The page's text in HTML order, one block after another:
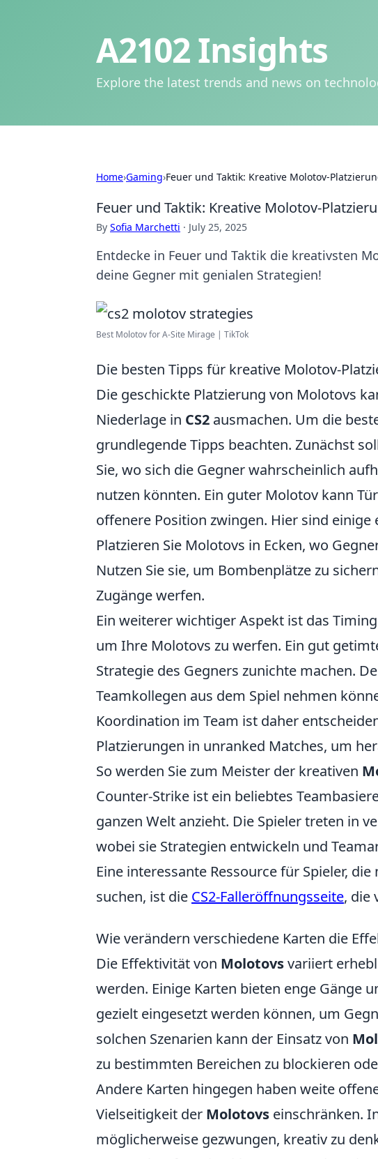
A2102 Insights
Explore the latest trends and news on
Home›Gaming›Feuer und Taktik: Kreative Molotov-
Feuer und Taktik: Kreative Molotov-
By Sofia Marchetti · July 25, 2025
Entdecke in Feuer und Taktik die kreativsten
deine Gegner mit genialen Strategien!
Best Molotov for A-Site Mirage | TikTok
Die besten Tipps für kreative Molotov-
Die geschickte Platzierung von Molotovs
Niederlage in CS2 ausmachen. Um die
grundlegende Tipps beachten. Zunächst
Sie, wo sich die Gegner wahrscheinlich
nutzen könnten. Ein guter Molotov kann
offenere Position zwingen. Hier sind einige
Platzieren Sie Molotovs in Ecken, wo
Nutzen Sie sie, um Bombenplätze zu
Zugänge werfen.
Ein weiterer wichtiger Aspekt ist das
um Ihre Molotovs zu werfen. Ein gut
Strategie des Gegners zunichte machen.
Teamkollegen aus dem Spiel nehmen
Koordination im Team ist daher
Platzierungen in unranked Matches, um
So werden Sie zum Meister der kreativen
Counter-Strike ist ein beliebtes
ganzen Welt anzieht. Die Spieler treten in
wobei sie Strategien entwickeln und
Eine interessante Ressource für Spieler,
suchen, ist die CS2-Falleröffnungsseite, die
Wie verändern verschiedene Karten die
Die Effektivität von Molotovsvariiert
werden. Einige Karten bieten enge Gänge
gezielt eingesetzt werden können, um
solchen Szenarien kann der Einsatz von
zu bestimmten Bereichen zu blockieren
Andere Karten hingegen haben weite
Vielseitigkeit der Molotovs einschränken.
möglicherweise gezwungen, kreativ zu